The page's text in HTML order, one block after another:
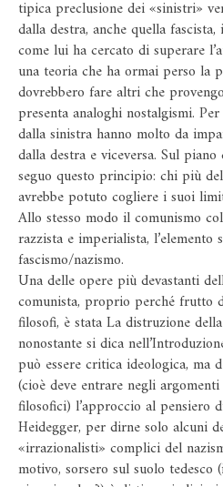
tipica preclusione dei «sinistri»
dalla destra, anche quella
come lui ha cercato di superare
una teoria che ha ormai perso la
dovrebbero fare altri che
presenta analoghi nostalgismi.
dalla sinistra hanno molto da
dalla destra e viceversa. Sul
seguo questo principio: chi più
avrebbe potuto cogliere i suoi
Allo stesso modo il comunismo
razzista e imperialista,
fascismo/nazismo.
Una delle opere più devastanti
comunista, proprio perché frutto
filosofi, è stata La distruzione
nonostante si dica
può essere critica ideologica, ma
(cioè deve entrare negli
filosofici) l’approccio al pensiero
Heidegger, per dirne solo alcuni
«irrazionalisti» complici del
motivo, sorsero sul suolo tedesco